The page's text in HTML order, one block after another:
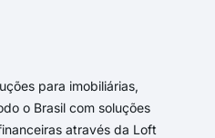
para imobiliárias,
o Brasil com soluções
através da Loft